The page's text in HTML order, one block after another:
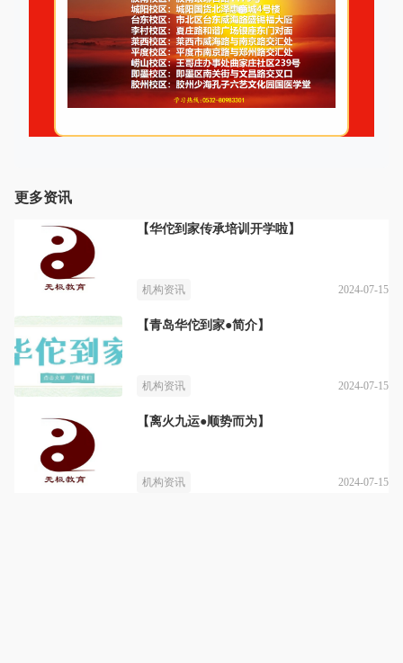
更多资讯
【华佗到家传承培训开学啦】
机构资讯 2024-07-15
【青岛华佗到家●简介】
机构资讯 2024-07-15
【离火九运●顺势而为】
机构资讯 2024-07-15